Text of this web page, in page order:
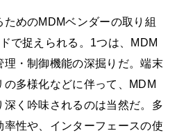
めのMDMベンダーの取り組
で捉えられる。1つは、MDM
・制御機能の深掘りだ。端末
多様化などに伴って、MDM
く吟味されるのは当然だ。多
性や、インターフェースの使